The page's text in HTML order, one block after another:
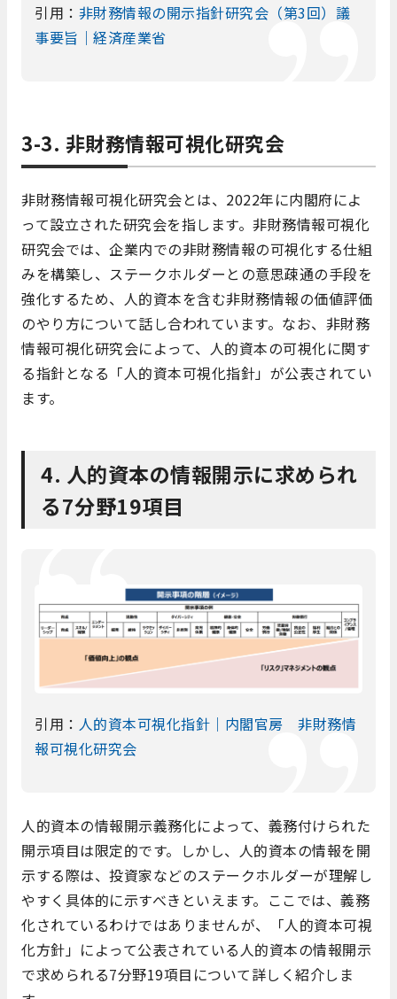
引用： 非財務情報の開示指針研究会（第3回）議
事要旨｜経済産業省
3-3. 非財務情報可視化研究会
非財務情報可視化研究会とは、2022年に内閣府によ
って設立された研究会を指します。非財務情報可視化
研究会では、企業内での非財務情報の可視化する仕組
みを構築し、ステークホルダーとの意思疎通の手段を
強化するため、人的資本を含む非財務情報の価値評価
のやり方について話し合われています。なお、非財務
情報可視化研究会によって、人的資本の可視化に関す
る指針となる「人的資本可視化指針」が公表されてい
ます。
4. 人的資本の情報開示に求められ
る7分野19項目
引用： 人的資本可視化指針｜内閣官房 非財務情
報可視化研究会
人的資本の情報開示義務化によって、義務付けられた
開示項目は限定的です。しかし、人的資本の情報を開
示する際は、投資家などのステークホルダーが理解し
やすく具体的に示すべきといえます。ここでは、義務
化されているわけではありませんが、「人的資本可視
化方針」によって公表されている人的資本の情報開示
で求められる7分野19項目について詳しく紹介しま